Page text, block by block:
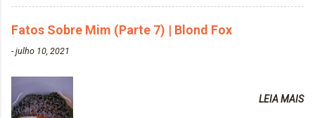
Ozzy Lilac
em meu cabelo, pois, sempre jogava tinta em cima
Qual a parte chata da vida de Blogueira? Às vezes, a criatividade vai
embora... O que tem de melhor em ser Blogueira? Ver o seu trabalho
sendo reconhecido. Aonde deseja chegar com o seu Blog? Muito
além daquilo que imagino. Seu blog pra você é profissional ou passa-
tempo? Vejo como sendo profissional. Me empenho muito fazendo
tudo para ele. Quais blogs acompanha, e quais indica? Eu acompanho
o Drilly Design e comecei a ler as postagens do antigo blog da Sweet
Fatos Sobre Mim (Parte 7) | Blond Fox
-julho 10, 2021
LEIA MAIS